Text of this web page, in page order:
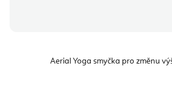
Aerial Yoga smyčka pro změnu